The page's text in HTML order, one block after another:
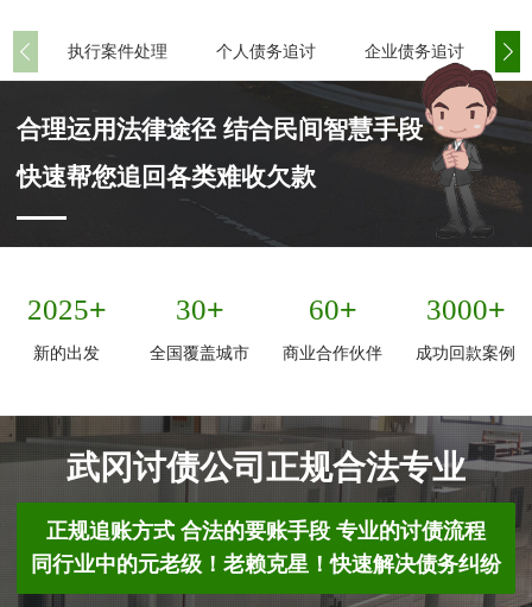
执行案件处理 个人债务追讨 企业债务追讨
合理运用法律途径 结合民间智慧手段
快速帮您追回各类难收欠款
2025+
新的出发
30+
全国覆盖城市
60+
商业合作伙伴
3000+
成功回款案例
武冈讨债公司正规合法专业
正规追账方式 合法的要账手段 专业的讨债流程
同行业中的元老级！老赖克星！快速解决债务纠纷